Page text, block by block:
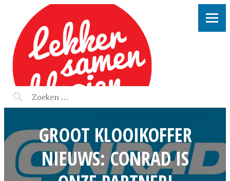
LEKKER SAMEN KLOOIEN
GROOT KLOOIKOFFER
NIEUWS: CONRAD IS